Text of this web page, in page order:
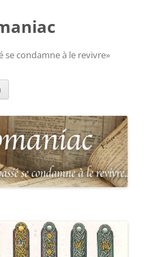
se condamne à le revivre»